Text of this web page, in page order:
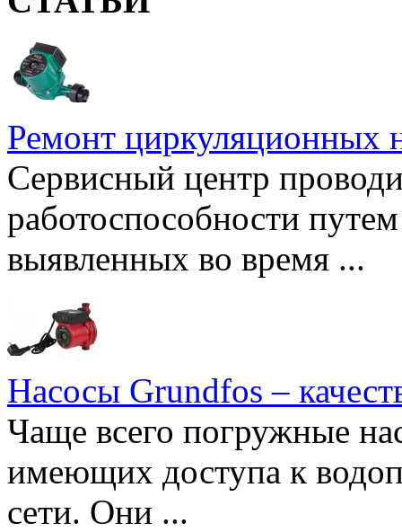
Ремонт циркуляционных
Сервисный центр
работоспособности
выявленных во время ...
Насосы Grundfos –
Чаще всего погружные
имеющих доступа к
сети. Они ...